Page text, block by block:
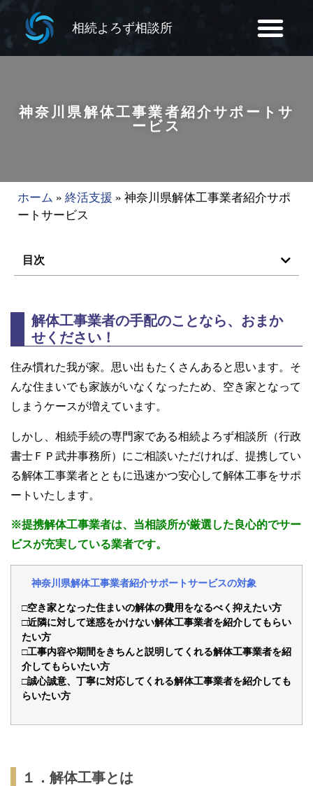
相続よろず相談所
神奈川県解体工事業者紹介サポートサ
ービス
ホーム » 終活支援 » 神奈川県解体工事業者紹介サポ
ートサービス
目次
解体工事業者の手配のことなら、おまか
せください！
住み慣れた我が家。思い出もたくさんあると思います。そ
んな住まいでも家族がいなくなったため、空き家となって
しまうケースが増えています。
しかし、相続手続の専門家である相続よろず相談所（行政
書士ＦＰ武井事務所）にご相談いただければ、提携してい
る解体工事業者とともに迅速かつ安心して解体工事をサポ
ートいたします。
※提携解体工事業者は、当相談所が厳選した良心的でサー
ビスが充実している業者です。
神奈川県解体工事業者紹介サポートサービスの対象
□空き家となった住まいの解体の費用をなるべく抑えたい方
□近隣に対して迷惑をかけない解体工事業者を紹介してもらい
たい方
□工事内容や期間をきちんと説明してくれる解体工事業者を紹
介してもらいたい方
□誠心誠意、丁寧に対応してくれる解体工事業者を紹介しても
らいたい方
１．解体工事とは